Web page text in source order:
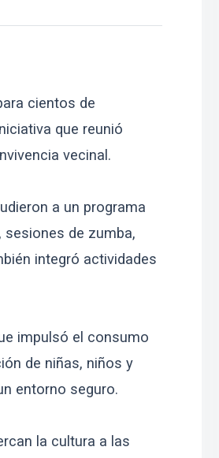
cientos de
que reunió
vecinal.
a un programa
sesiones de zumba,
integró actividades
impulsó el consumo
de niñas, niños y
entorno seguro.
la cultura a las